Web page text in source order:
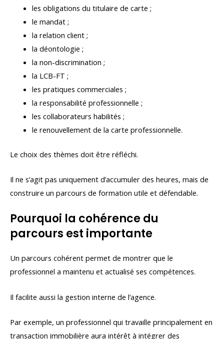
les obligations du titulaire de carte ;
le mandat ;
la relation client ;
la déontologie ;
la non-discrimination ;
la LCB-FT ;
les pratiques commerciales ;
la responsabilité professionnelle ;
les collaborateurs habilités ;
le renouvellement de la carte professionnelle.
Le choix des thèmes doit être réfléchi.
Il ne s’agit pas uniquement d’accumuler des heures, mais de
construire un parcours de formation utile et défendable.
Pourquoi la cohérence du
parcours est importante
Un parcours cohérent permet de montrer que le
professionnel a maintenu et actualisé ses compétences.
Il facilite aussi la gestion interne de l’agence.
Par exemple, un professionnel qui travaille principalement en
transaction immobilière aura intérêt à intégrer des